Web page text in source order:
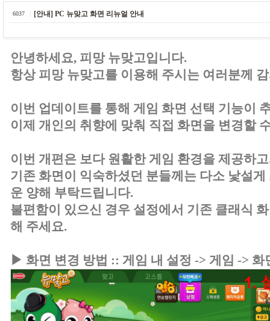
6037 [안내] PC 뉴맞고 화면 리뉴얼 안내
안녕하세요, 피망 뉴맞고입니다.
항상 피망 뉴맞고를 이용해 주시는 여러분께
이번 업데이트를 통해 게임 화면 선택 기능이
이제 개인의 취향에 맞춰 직접 화면을 변경할
이번 개편은 보다 원활한 게임 환경을 제공하
기존 화면이 익숙하셨던 분들께는 다소 낯설
운 양해 부탁드립니다.
불편함이 있으신 경우 설정에서 기존 클래식
해 주세요.
▶ 화면 변경 방법 :: 게임 내 설정 -> 게임 ->